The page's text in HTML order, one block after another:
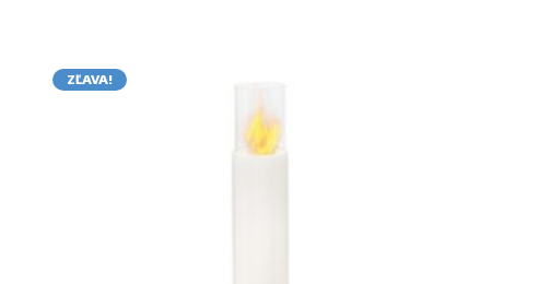
ZĽAVA!